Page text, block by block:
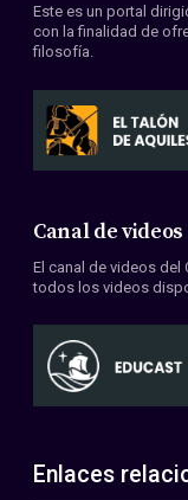
Convenios
Este es un portal
con la finalidad de
filosofía.
Canal de videos
El canal de videos del
todos los videos
Enlaces